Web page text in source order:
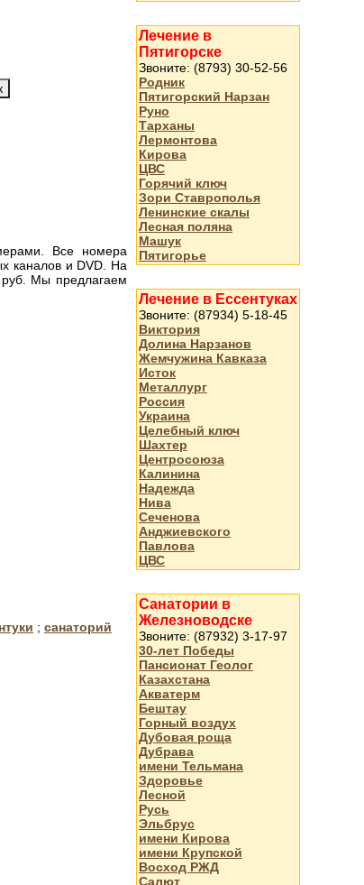
Все номера
каналов и DVD. На
руб. Мы предлагаем
; санаторий
Лечение в
Пятигорске
Звоните: (8793) 30-52-56
Родник
Пятигорский Нарзан
Руно
Тарханы
Лермонтова
Кирова
ЦВС
Горячий ключ
Зори Ставрополья
Ленинские скалы
Лесная поляна
Машук
Пятигорье
Лечение в Ессентуках
Звоните: (87934) 5-18-45
Виктория
Долина Нарзанов
Жемчужина Кавказа
Исток
Металлург
Россия
Украина
Целебный ключ
Шахтер
Центросоюза
Калинина
Надежда
Нива
Сеченова
Анджиевского
Павлова
ЦВС
Санатории в
Железноводске
Звоните: (87932) 3-17-97
30-лет Победы
Пансионат Геолог
Казахстана
Акватерм
Бештау
Горный воздух
Дубовая роща
Дубрава
имени Тельмана
Здоровье
Лесной
Русь
Эльбрус
имени Кирова
имени Крупской
Восход РЖД
Салют